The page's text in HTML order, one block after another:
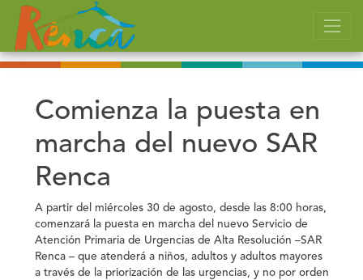
Comienza la puesta en
marcha del nuevo SAR
Renca
A partir del miércoles 30 de agosto, desde las 8:00 horas,
comenzará la puesta en marcha del nuevo Servicio de
Atención Primaria de Urgencias de Alta Resolución –SAR
Renca – que atenderá a niños, adultos y adultos mayores
a través de la priorización de las urgencias, y no por orden